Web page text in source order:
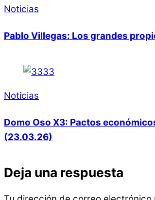
Noticias
Pablo Villegas: Los grandes
Noticias
Domo Oso X3: Pactos
(23.03.26)
Deja una respuesta